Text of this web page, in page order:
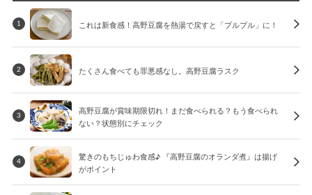
1 これは新食感！高野豆腐を熱湯で戻すと「プルプル」に！
2 たくさん食べても罪悪感なし。高野豆腐ラスク
3
高野豆腐が賞味期限切れ！まだ食べられる？もう食べられ
ない？状態別にチェック
4
驚きのもちじゅわ食感♪ 『高野豆腐のオランダ煮』は揚げ
がポイント